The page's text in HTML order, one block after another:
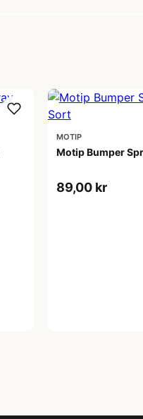
MOTIP
Motip Bumper
89,00 kr